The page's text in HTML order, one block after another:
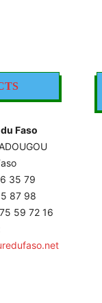
Faso
35 79
87 98
59 72 16